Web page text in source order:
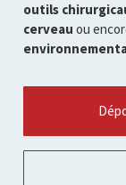
outils
cerveau ou